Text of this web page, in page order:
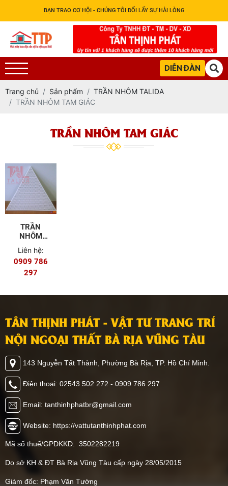
BẠN TRAO CƠ HỘI - CHÚNG TÔI ĐỔI LẤY SỰ HÀI LÒNG
DIỄN ĐÀN
Trang chủ Sản phẩm
TRẦN NHÔM TALIDA
TRẦN NHÔM TAM GIÁC
TRẦN NHÔM TAM GIÁC
TRẦN
NHÔM
TALIDA
TAM GIÁC
Liên hệ:
0909 786
297
TÂN THỊNH PHÁT - VẬT TƯ TRANG TRÍ
NỘI NGOẠI THẤT BÀ RỊA VŨNG TÀU
143 Nguyễn Tất Thành, Phường Bà Rịa, TP. Hồ Chí Minh.
Điện thoại: 02543 502 272 - 0909 786 297
Email: tanthinhphatbr@gmail.com
Website: https://vattutanthinhphat.com
Mã số thuế/GPDKKD: 3502282219
Do sở KH & ĐT Bà Rịa Vũng Tàu cấp ngày 28/05/2015
Giám đốc: Phạm Văn Tường